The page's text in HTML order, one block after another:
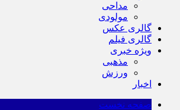
مداحی
مولودی
گالری عکس
گالری فیلم
ویژه خبری
مذهبی
ورزش
اخبار
صفحه نخست